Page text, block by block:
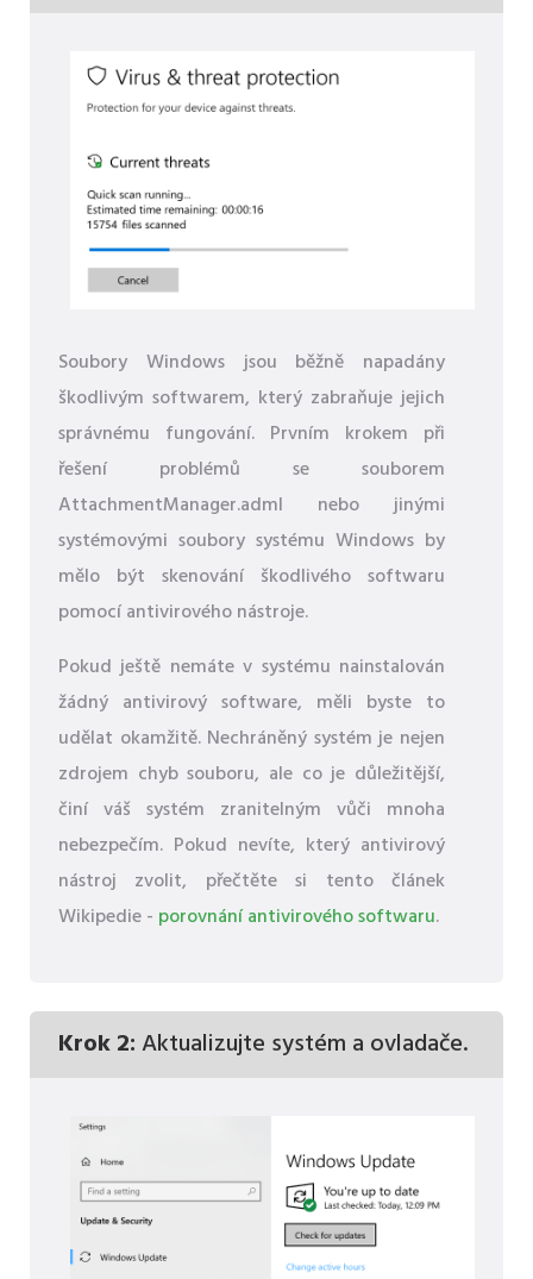
Soubory Windows jsou běžně napadány
škodlivým softwarem, který zabraňuje jejich
správnému fungování. Prvním krokem při
řešení problémů se souborem
AttachmentManager.adml nebo jinými
systémovými soubory systému Windows by
mělo být skenování škodlivého softwaru
pomocí antivirového nástroje.
Pokud ještě nemáte v systému nainstalován
žádný antivirový software, měli byste to
udělat okamžitě. Nechráněný systém je nejen
zdrojem chyb souboru, ale co je důležitější,
činí váš systém zranitelným vůči mnoha
nebezpečím. Pokud nevíte, který antivirový
nástroj zvolit, přečtěte si tento článek
Wikipedie - porovnání antivirového softwaru.
Krok 2:Aktualizujte systém a ovladače.